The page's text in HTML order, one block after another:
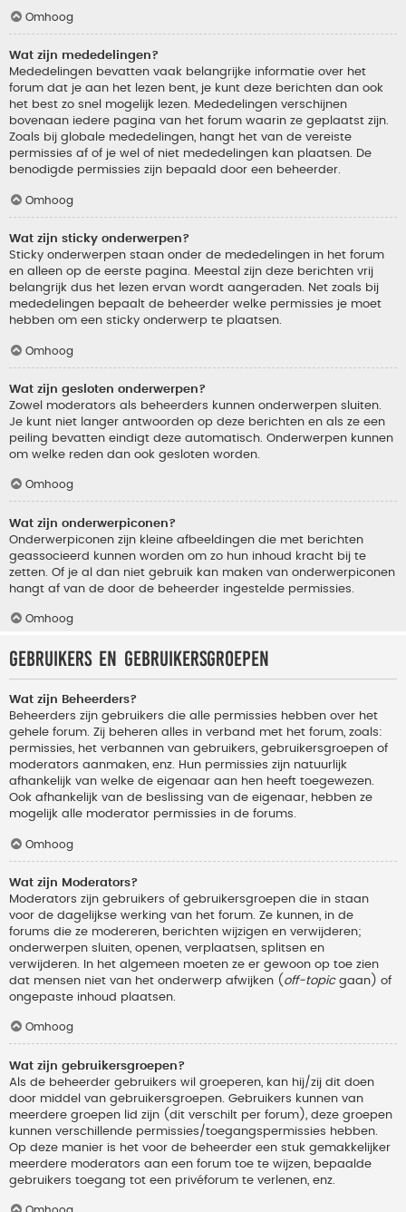
Omhoog
Wat zijn mededelingen?
Mededelingen bevatten vaak belangrijke informatie over het
forum dat je aan het lezen bent, je kunt deze berichten dan ook
het best zo snel mogelijk lezen. Mededelingen verschijnen
bovenaan iedere pagina van het forum waarin ze geplaatst zijn.
Zoals bij globale mededelingen, hangt het van de vereiste
permissies af of je wel of niet mededelingen kan plaatsen. De
benodigde permissies zijn bepaald door een beheerder.
Omhoog
Wat zijn sticky onderwerpen?
Sticky onderwerpen staan onder de mededelingen in het forum
en alleen op de eerste pagina. Meestal zijn deze berichten vrij
belangrijk dus het lezen ervan wordt aangeraden. Net zoals bij
mededelingen bepaalt de beheerder welke permissies je moet
hebben om een sticky onderwerp te plaatsen.
Omhoog
Wat zijn gesloten onderwerpen?
Zowel moderators als beheerders kunnen onderwerpen sluiten.
Je kunt niet langer antwoorden op deze berichten en als ze een
peiling bevatten eindigt deze automatisch. Onderwerpen kunnen
om welke reden dan ook gesloten worden.
Omhoog
Wat zijn onderwerpiconen?
Onderwerpiconen zijn kleine afbeeldingen die met berichten
geassocieerd kunnen worden om zo hun inhoud kracht bij te
zetten. Of je al dan niet gebruik kan maken van onderwerpiconen
hangt af van de door de beheerder ingestelde permissies.
Omhoog
Gebruikers en gebruikersgroepen
Wat zijn Beheerders?
Beheerders zijn gebruikers die alle permissies hebben over het
gehele forum. Zij beheren alles in verband met het forum, zoals:
permissies, het verbannen van gebruikers, gebruikersgroepen of
moderators aanmaken, enz. Hun permissies zijn natuurlijk
afhankelijk van welke de eigenaar aan hen heeft toegewezen.
Ook afhankelijk van de beslissing van de eigenaar, hebben ze
mogelijk alle moderator permissies in de forums.
Omhoog
Wat zijn Moderators?
Moderators zijn gebruikers of gebruikersgroepen die in staan
voor de dagelijkse werking van het forum. Ze kunnen, in de
forums die ze modereren, berichten wijzigen en verwijderen;
onderwerpen sluiten, openen, verplaatsen, splitsen en
verwijderen. In het algemeen moeten ze er gewoon op toe zien
dat mensen niet van het onderwerp afwijken ( off-topicgaan) of
ongepaste inhoud plaatsen.
Omhoog
Wat zijn gebruikersgroepen?
Als de beheerder gebruikers wil groeperen, kan hij/zij dit doen
door middel van gebruikersgroepen. Gebruikers kunnen van
meerdere groepen lid zijn (dit verschilt per forum), deze groepen
kunnen verschillende permissies/toegangspermissies hebben.
Op deze manier is het voor de beheerder een stuk gemakkelijker
meerdere moderators aan een forum toe te wijzen, bepaalde
gebruikers toegang tot een privéforum te verlenen, enz.